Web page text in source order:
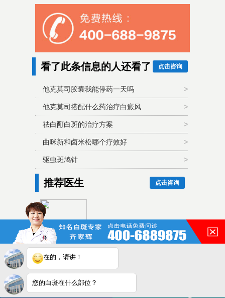
点击咨询
看了此条信息的人还看了
他克莫司胶囊我能停药一天吗 >
他克莫司搭配什么药治疗白癜风 >
祛白酊白斑的治疗方案 >
曲咪新和卤米松哪个疗效好 >
驱虫斑鸠针 >
点击咨询
推荐医生
齐家辉毕业至今一直从事与白
癜风相关的诊疗工作，对多数
皖ICP备16014022号-11
皖公网安备 34010202600948号
在的，请讲！
您的白斑在什么部位？